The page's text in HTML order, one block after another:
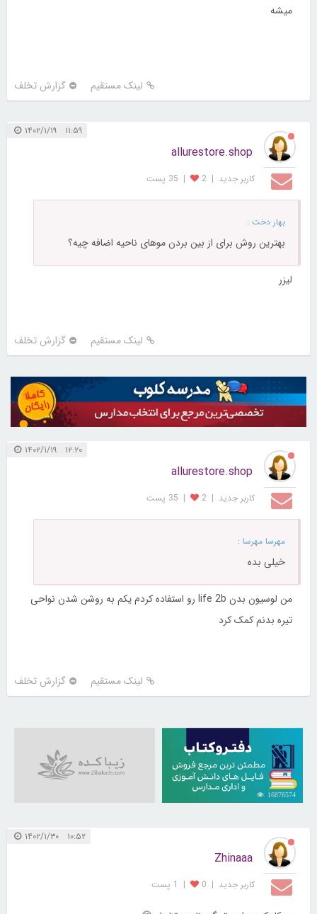
میشه
لینک مستقیم گزارش تخلف
۱۱:۵۹ ۱۴۰۲/۱/۱۹
allurestore.shop
کاربر جديد |
2
| 35 پست
بهار دخت :
بهترین روش برای از بین بردن موهای ناحیه اضافه چیه؟
لیزر
لینک مستقیم گزارش تخلف
۱۲:۲۰ ۱۴۰۲/۱/۱۹
allurestore.shop
کاربر جديد |
2
| 35 پست
مهرسا مهرسا :
خیلی بده
من لوسیون بدن life 2b رو استفاده کردم یکم به روشن شدن نواحی
تیره بدنم کمک کرد
لینک مستقیم گزارش تخلف
16876574
۱۰:۵۲ ۱۴۰۲/۱/۳۰
Zhinaaa
کاربر جديد |
0
| 1 پست